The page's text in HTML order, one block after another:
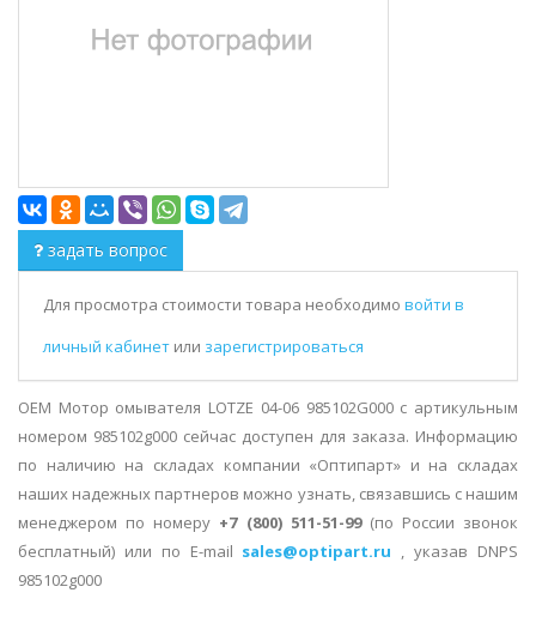
задать вопрос
Для просмотра стоимости товара необходимо войти в
личный кабинет или зарегистрироваться
OEM Мотор омывателя LOTZE 04-06 985102G000 с артикульным
номером 985102g000 сейчас доступен для заказа. Информацию
по наличию на складах компании «Оптипарт» и на складах
наших надежных партнеров можно узнать, связавшись с нашим
менеджером по номеру +7 (800) 511-51-99(по России звонок
бесплатный) или по E-mail sales@optipart.ru , указав DNPS
985102g000